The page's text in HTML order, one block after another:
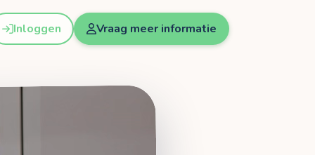
Inloggen Vraag meer informatie